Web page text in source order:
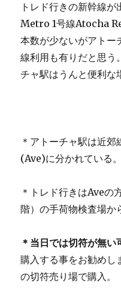
トレド行きの新幹線
Metro 1号線Atocha
本数が少ないがアトー
線利用も有りだと思う
チャ駅はうんと便利な
＊アトーチャ駅は近
(Ave)に分かれている。
＊トレド行きはAveの
階）の手荷物検査場か
＊当日では切符が無い
購入する事をお勧めし
の切符売り場で購入。